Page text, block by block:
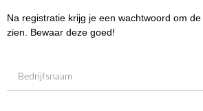
Na registratie krijg je een wachtwoord om
zien. Bewaar deze goed!